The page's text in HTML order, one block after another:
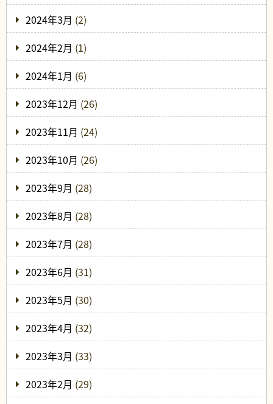
2024年3月 (2)
2024年2月 (1)
2024年1月 (6)
2023年12月 (26)
2023年11月 (24)
2023年10月 (26)
2023年9月 (28)
2023年8月 (28)
2023年7月 (28)
2023年6月 (31)
2023年5月 (30)
2023年4月 (32)
2023年3月 (33)
2023年2月 (29)